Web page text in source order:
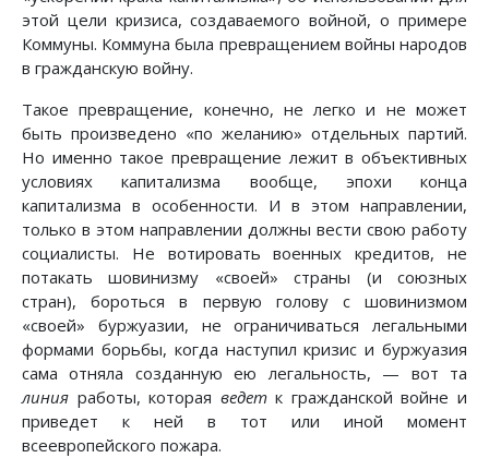
этой цели кризиса, создаваемого войной, о примере
Коммуны. Коммуна была превращением войны народов
в гражданскую войну.
Такое превращение, конечно, не легко и не может
быть произведено «по желанию» отдельных партий.
Но именно такое превращение лежит в объективных
условиях капитализма вообще, эпохи конца
капитализма в особенности. И в этом направлении,
только в этом направлении должны вести свою работу
социалисты. Не вотировать военных кредитов, не
потакать шовинизму «своей» страны (и союзных
стран), бороться в первую голову с шовинизмом
«своей» буржуазии, не ограничиваться легальными
формами борьбы, когда наступил кризис и буржуазия
сама отняла созданную ею легальность, — вот та
линия работы, которая ведетк гражданской войне и
приведет к ней в тот или иной момент
всеевропейского пожара.